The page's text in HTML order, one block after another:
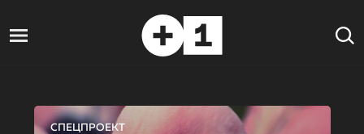
СПЕЦПРОЕКТ